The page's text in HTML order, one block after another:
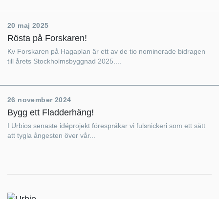
20 maj 2025
Rösta på Forskaren!
Kv Forskaren på Hagaplan är ett av de tio nominerade bidragen
till årets Stockholmsbyggnad 2025....
26 november 2024
Bygg ett Fladderhäng!
I Urbios senaste idéprojekt förespråkar vi fulsnickeri som ett sätt
att tygla ångesten över vår...